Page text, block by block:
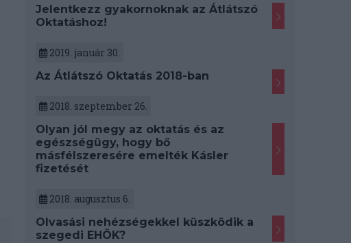
Jelentkezz gyakornoknak az Átlátszó
Oktatáshoz!
2019. január 30.
Az Átlátszó Oktatás 2018-ban
2018. szeptember 26.
Olyan jól megy az oktatás és az
egészségügy, hogy bő
másfélszeresére emelték Kásler
fizetését
2018. augusztus 6.
Olvasási nehézségekkel küszködik a
szegedi EHÖK?